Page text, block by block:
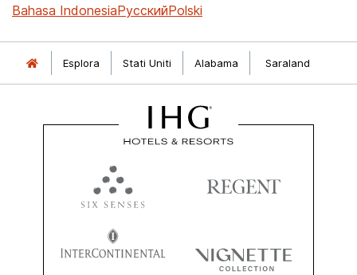
Bahasa IndonesiaРусскийPolski
Esplora Stati Uniti Alabama Saraland